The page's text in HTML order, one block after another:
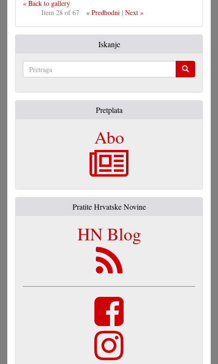
« Back to gallery
Item 28 of 67
« Predhodni| Next »
Iskanje
Pretplata
Abo
Pratite Hrvatske Novine
HN Blog